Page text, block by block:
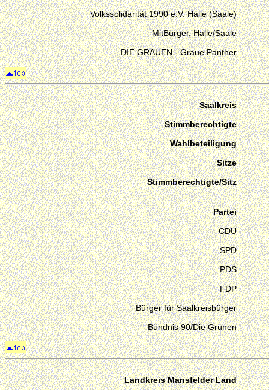
Volkssolidarität 1990 e.V. Halle (Saale)
MitBürger, Halle/Saale
DIE GRAUEN - Graue Panther
Saalkreis
Stimmberechtigte
Wahlbeteiligung
Sitze
Stimmberechtigte/Sitz
Partei
CDU
SPD
PDS
FDP
Bürger für Saalkreisbürger
Bündnis 90/Die Grünen
Landkreis Mansfelder Land